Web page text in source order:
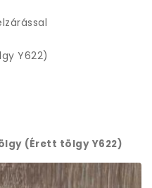
Y622)
(Érett tölgy Y622)